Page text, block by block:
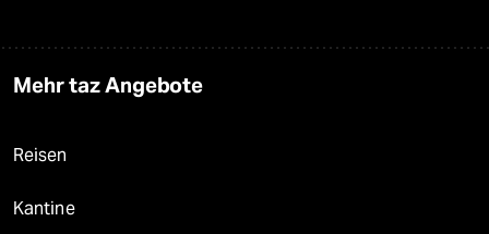
Mehr taz Angebote
Reisen
Kantine